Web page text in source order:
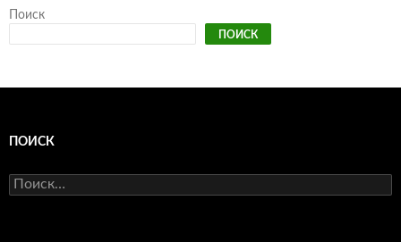
Поиск
ПОИСК
ПОИСК
Найти: